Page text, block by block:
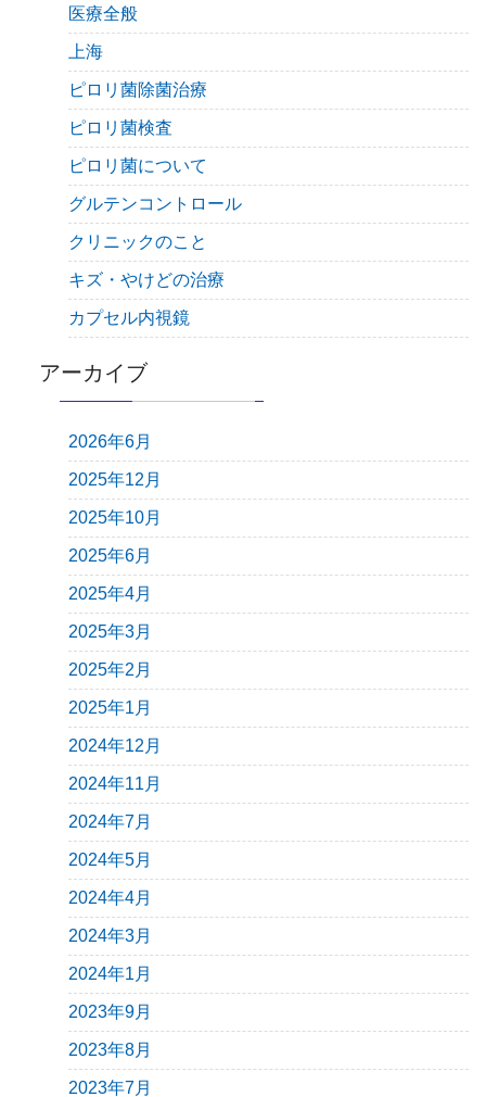
医療全般
上海
ピロリ菌除菌治療
ピロリ菌検査
ピロリ菌について
グルテンコントロール
クリニックのこと
キズ・やけどの治療
カプセル内視鏡
アーカイブ
2026年6月
2025年12月
2025年10月
2025年6月
2025年4月
2025年3月
2025年2月
2025年1月
2024年12月
2024年11月
2024年7月
2024年5月
2024年4月
2024年3月
2024年1月
2023年9月
2023年8月
2023年7月